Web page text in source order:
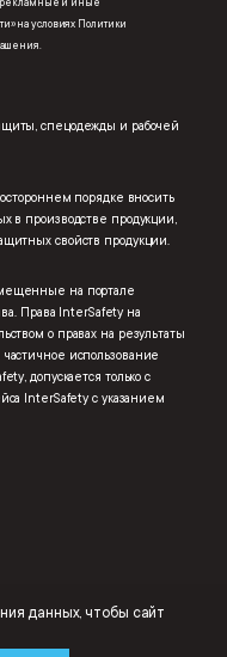
рекламные и иные
на условиях Политики
.
спецодежды и рабочей
порядке вносить
в производстве продукции,
свойств продукции.
на портале
Права InterSafety на
о правах на результаты
использование
допускается только с
InterSafety с указанием
данных, чтобы сайт